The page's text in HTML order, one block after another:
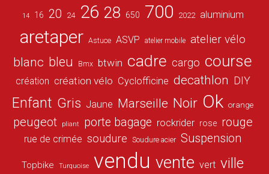
14 16 20 24 26 28 650 700 2022 aluminium
aretaper Astuce ASVP atelier mobile atelier vélo
blanc bleu Bmx btwin cadre cargo course
création création vélo Cyclofficine decathlon DIY
Enfant Gris Jaune Marseille Noir Ok orange
peugeot pliant porte bagage rockrider rose rouge
rue de crimée soudure Soudure acier Suspension
Topbike Turquoise vendu vente vert ville